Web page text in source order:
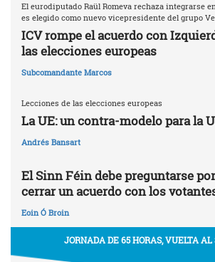
El eurodiputado Raül Romeva rechaza integrarse
es elegido como nuevo vicepresidente del grupo
ICV rompe el acuerdo con
las elecciones europeas
Subcomandante Marcos
Lecciones de las elecciones europeas
La UE: un contra-modelo para la
Andrés Bansart
El Sinn Féin debe preguntarse
cerrar un acuerdo con los
Eoin Ó Broin
JORNADA DE 65 HORAS, VUELTA AL